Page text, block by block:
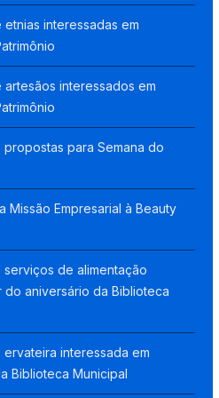
interessadas em
interessados em
para Semana do
Missão Empresarial à Beauty
de alimentação
aniversário da Biblioteca
interessada em
Biblioteca Municipal